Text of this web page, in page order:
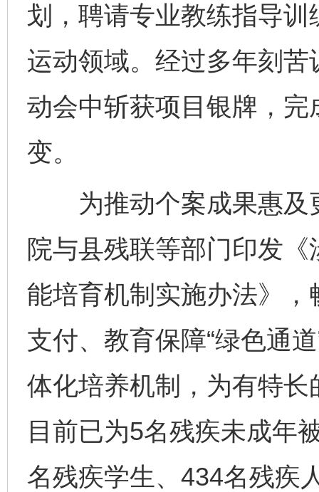
划，聘请专业教练指导
运动领域。经过多年刻
动会中斩获项目银牌，完
变。
为推动个案成果惠及
院与县残联等部门印发
能培育机制实施办法》
支付、教育保障“绿色通
体化培养机制，为有特
目前已为5名残疾未成年
名残疾学生、434名残疾